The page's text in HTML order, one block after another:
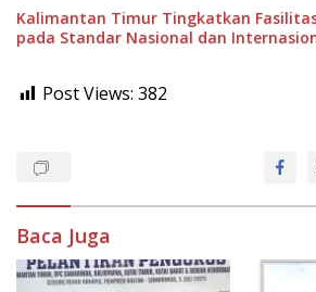
Kalimantan Timur Tingkatkan
pada Standar Nasional dan
Post Views: 382
Baca Juga